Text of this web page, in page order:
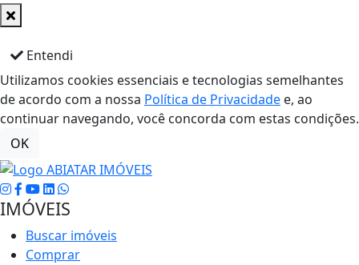
Entendi
Utilizamos cookies essenciais e tecnologias semelhantes
de acordo com a nossa Política de Privacidade e, ao
continuar navegando, você concorda com estas condições.
OK
IMÓVEIS
Buscar imóveis
Comprar